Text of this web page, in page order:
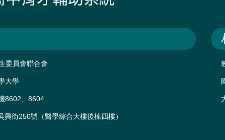
委員會聯合會
大學
8602、8604
興街250號（醫學綜合大樓後棟四樓）